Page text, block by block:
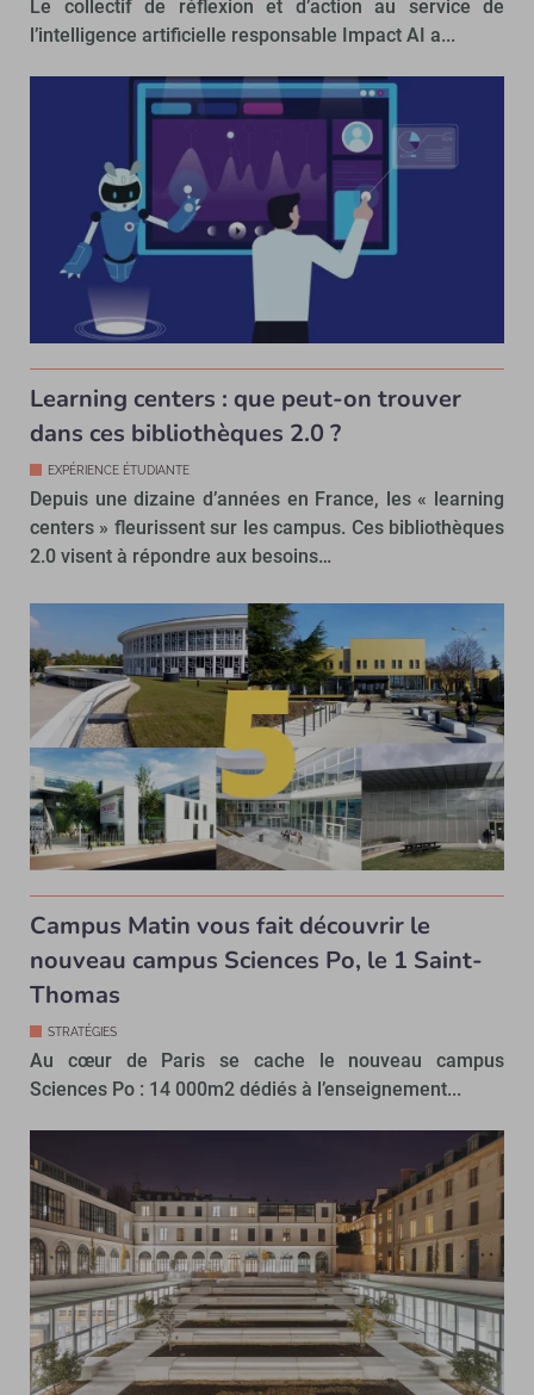
Le collectif de réflexion et d’action au service de
l’intelligence artificielle responsable Impact AI a...
Learning centers : que peut-on trouver
dans ces bibliothèques 2.0 ?
EXPÉRIENCE ÉTUDIANTE
Depuis une dizaine d’années en France, les « learning
centers » fleurissent sur les campus. Ces bibliothèques
2.0 visent à répondre aux besoins…
Campus Matin vous fait découvrir le
nouveau campus Sciences Po, le 1 Saint-
Thomas
STRATÉGIES
Au cœur de Paris se cache le nouveau campus
Sciences Po : 14 000m2 dédiés à l’enseignement...